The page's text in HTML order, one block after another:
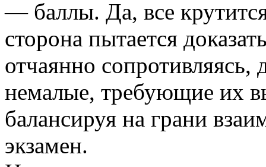
— баллы. Да, все
сторона пытается
отчаянно сопротивляясь,
немалые, требующие их
балансируя на грани
экзамен.